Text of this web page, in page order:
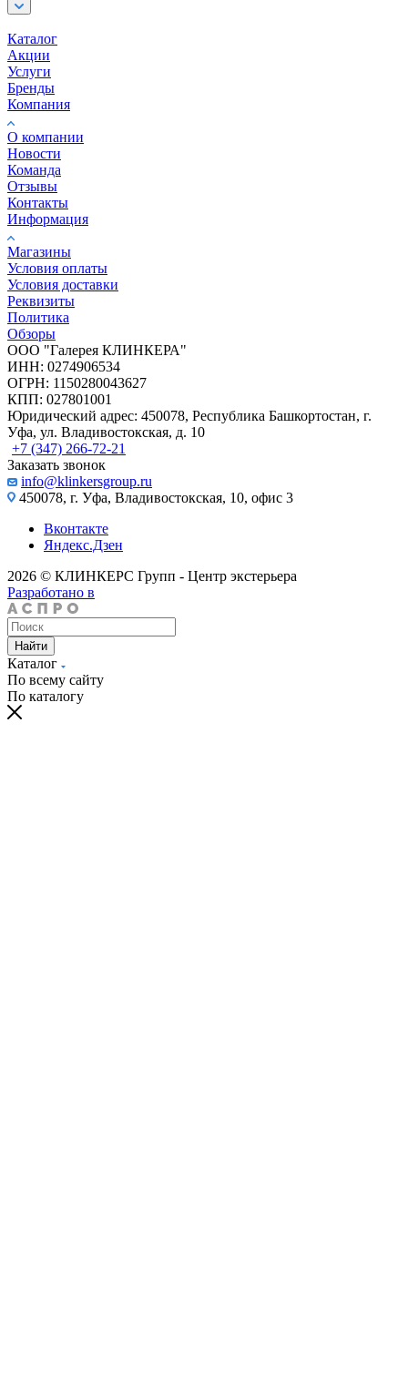
Каталог
Акции
Услуги
Бренды
Компания
О компании
Новости
Команда
Отзывы
Контакты
Информация
Магазины
Условия оплаты
Условия доставки
Реквизиты
Политика
Обзоры
ООО "Галерея КЛИНКЕРА"
ИНН: 0274906534
ОГРН: 1150280043627
КПП: 027801001
Юридический адрес: 450078, Республика Башкортостан, г.
Уфа, ул. Владивостокская, д. 10
+7 (347) 266-72-21
Заказать звонок
info@klinkersgroup.ru
450078, г. Уфа, Владивостокская, 10, офис 3
Вконтакте
Яндекс.Дзен
2026 © КЛИНКЕРС Групп - Центр экстерьера
Разработано в
Найти
Каталог
По всему сайту
По каталогу